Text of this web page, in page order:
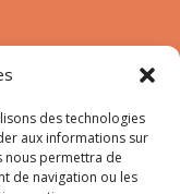
des technologies
aux informations sur
nous permettra de
de navigation ou les
20167 Afa